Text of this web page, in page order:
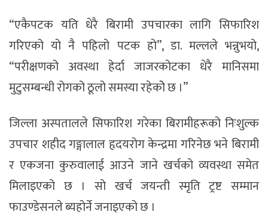
“एकैपटक यति धेरै बिरामी उपचारका लागि सिफारिश
गरिएको यो नै पहिलो पटक हो”, डा. मल्लले भन्नुभयो,
“परीक्षणको अवस्था हेर्दा जाजरकोटका धेरै मानिसमा
मुटुसम्बन्धी रोगको ठूलो समस्या रहेकोे छ ।”
जिल्ला अस्पतालले सिफारिश गरेका बिरामीहरूको निःशुल्क
उपचार शहीद गङ्गालाल हृदयरोग केन्द्रमा गरिनेछ भने बिरामी
र एकजना कुरुवालाई आउने जाने खर्चको व्यवस्था समेत
मिलाइएको छ । सो खर्च जयन्ती स्मृति ट्रष्ट सम्मान
फाउण्डेसनले ब्यहोर्ने जनाइएको छ ।